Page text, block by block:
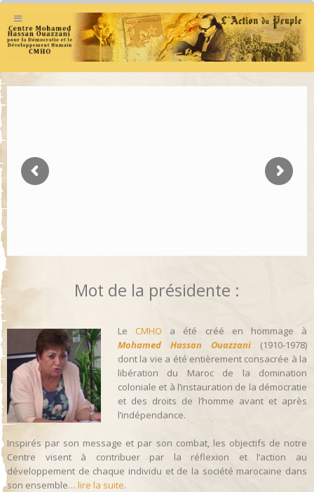
Mot de la présidente :
Le CMHO a été créé en hommage à
Mohamed Hassan Ouazzani (1910-1978)
dont la vie a été entièrement consacrée à la
libération du Maroc de la domination
coloniale et à l’instauration de la démocratie
et des droits de l’homme avant et après
l’indépendance.
Inspirés par son message et par son combat, les objectifs de notre
Centre visent à contribuer par la réflexion et l’action au
développement de chaque individu et de la société marocaine dans
son ensemble… lire la suite.